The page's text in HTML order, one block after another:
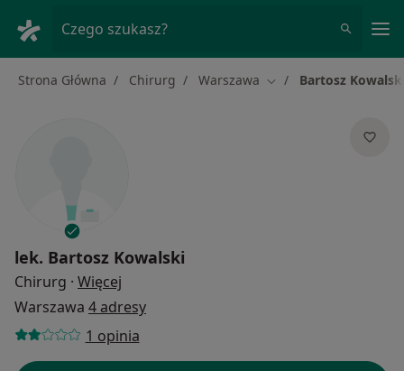
Czego szukasz?
Strona Główna Chirurg Warszawa Zmień miasto
Bartosz
lek. Bartosz Kowalski
Chirurg · Więcej
Warszawa 4 adresy
1 opinia